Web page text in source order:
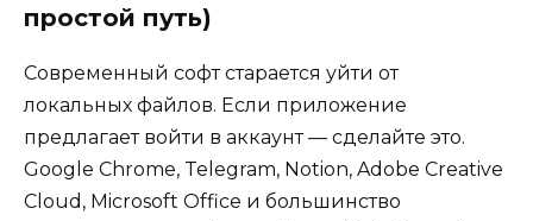
простой путь)
Современный софт старается уйти от
локальных файлов. Если приложение
предлагает войти в аккаунт — сделайте это.
Google Chrome, Telegram, Notion, Adobe Creative
Cloud, Microsoft Office и большинство